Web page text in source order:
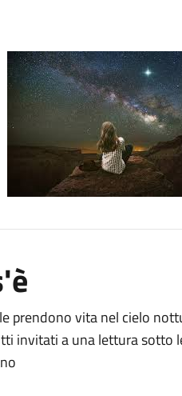
prendono vita nel cielo
invitati a una lettura sotto